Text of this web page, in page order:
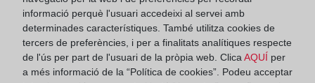
hidráulico acuerdo con la disposición transitoria
primera de la ley, debiendo solicitar previamente la
concesión. Las obras o instalaciones existentes
contrarias a lo dispuesto en la nueva Ley de costas,
informació perquè l'usuari accedeixi al servei amb
determinades característiques. També utilitza cookies de
tercers de preferències, i per a finalitats analítiques respecte
de l'ús per part de l'usuari de la pròpia web. ClicaAQUÍ per
a més informació de la “Política de cookies”. Podeu acceptar